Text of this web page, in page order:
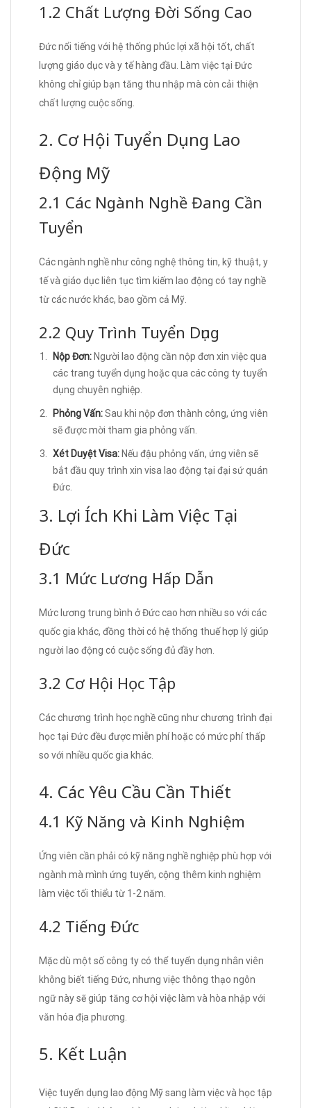
1.2 Chất Lượng Đời Sống Cao
Đức nổi tiếng với hệ thống phúc lợi xã hội tốt, chất
lượng giáo dục và y tế hàng đầu. Làm việc tại Đức
không chỉ giúp bạn tăng thu nhập mà còn cải thiện
chất lượng cuộc sống.
2. Cơ Hội Tuyển Dụng Lao
Động Mỹ
2.1 Các Ngành Nghề Đang Cần
Tuyển
Các ngành nghề như công nghệ thông tin, kỹ thuật, y
tế và giáo dục liên tục tìm kiếm lao động có tay nghề
từ các nước khác, bao gồm cả Mỹ.
2.2 Quy Trình Tuyển Dụng
Nộp Đơn: Người lao động cần nộp đơn xin việc qua
các trang tuyển dụng hoặc qua các công ty tuyển
dụng chuyên nghiệp.
Phỏng Vấn:Sau khi nộp đơn thành công, ứng viên
sẽ được mời tham gia phỏng vấn.
Xét Duyệt Visa: Nếu đậu phỏng vấn, ứng viên sẽ
bắt đầu quy trình xin visa lao động tại đại sứ quán
Đức.
3. Lợi Ích Khi Làm Việc Tại
Đức
3.1 Mức Lương Hấp Dẫn
Mức lương trung bình ở Đức cao hơn nhiều so với các
quốc gia khác, đồng thời có hệ thống thuế hợp lý giúp
người lao động có cuộc sống đủ đầy hơn.
3.2 Cơ Hội Học Tập
Các chương trình học nghề cũng như chương trình đại
học tại Đức đều được miễn phí hoặc có mức phí thấp
so với nhiều quốc gia khác.
4. Các Yêu Cầu Cần Thiết
4.1 Kỹ Năng và Kinh Nghiệm
Ứng viên cần phải có kỹ năng nghề nghiệp phù hợp với
ngành mà mình ứng tuyển, cộng thêm kinh nghiệm
làm việc tối thiểu từ 1-2 năm.
4.2 Tiếng Đức
Mặc dù một số công ty có thể tuyển dụng nhân viên
không biết tiếng Đức, nhưng việc thông thạo ngôn
ngữ này sẽ giúp tăng cơ hội việc làm và hòa nhập với
văn hóa địa phương.
5. Kết Luận
Việc tuyển dụng lao động Mỹ sang làm việc và học tập